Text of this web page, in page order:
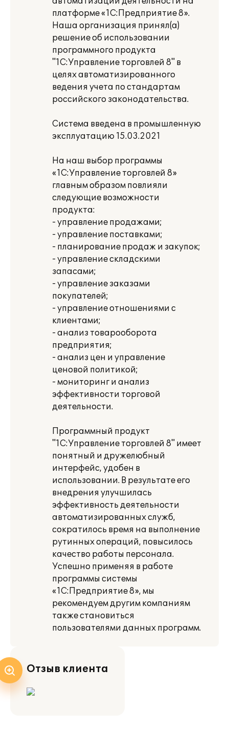
платформе «1С:Предприятие 8».
Наша организация принял(а)
решение об использовании
программного продукта
"1С:Управление торговлей 8" в
целях автоматизированного
ведения учета по стандартам
российского законодательства.
Система введена в промышленную
эксплуатацию 15.03.2021
На наш выбор программы
«1С:Управление торговлей 8»
главным образом повлияли
следующие возможности
продукта:
- управление продажами;
- управление поставками;
- планирование продаж и закупок;
- управление складскими
запасами;
- управление заказами
покупателей;
- управление отношениями с
клиентами;
- анализ товарооборота
предприятия;
- анализ цен и управление
ценовой политикой;
- мониторинг и анализ
эффективности торговой
деятельности.
Программный продукт
"1С:Управление торговлей 8" имеет
понятный и дружелюбный
интерфейс, удобен в
использовании. В результате его
внедрения улучшилась
эффективность деятельности
автоматизированных служб,
сократилось время на выполнение
рутинных операций, повысилось
качество работы персонала.
Успешно применяя в работе
программы системы
«1С:Предприятие 8», мы
рекомендуем другим компаниям
также становиться
пользователями данных программ.
Отзыв клиента